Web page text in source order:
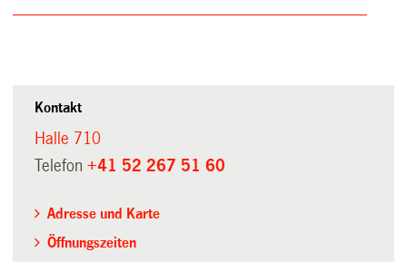
Kontakt
Halle 710
Telefon+41 52 267 51 60
Adresse und Karte
Öffnungszeiten